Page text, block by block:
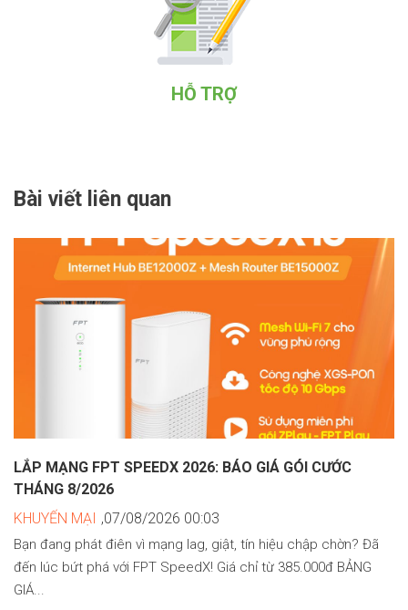
HỖ TRỢ
Bài viết liên quan
LẮP MẠNG FPT SPEEDX 2026: BÁO GIÁ GÓI CƯỚC
THÁNG 8/2026
KHUYẾN MẠI ,07/08/2026 00:03
Bạn đang phát điên vì mạng lag, giật, tín hiệu chập chờn? Đã
đến lúc bứt phá với FPT SpeedX! Giá chỉ từ 385.000đ BẢNG
GIÁ...